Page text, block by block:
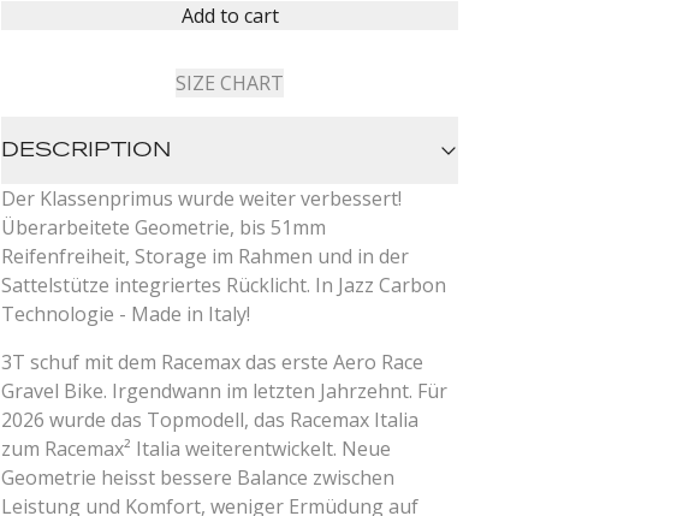
Add to cart
SIZE CHART
DESCRIPTION
Der Klassenprimus wurde weiter verbessert!
Überarbeitete Geometrie, bis 51mm
Reifenfreiheit, Storage im Rahmen und in der
Sattelstütze integriertes Rücklicht. In Jazz Carbon
Technologie - Made in Italy!
3T schuf mit dem Racemax das erste Aero Race
Gravel Bike. Irgendwann im letzten Jahrzehnt. Für
2026 wurde das Topmodell, das Racemax Italia
zum Racemax² Italia weiterentwickelt. Neue
Geometrie heisst bessere Balance zwischen
Leistung und Komfort, weniger Ermüdung auf